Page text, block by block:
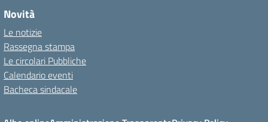
Novità
Le notizie
Rassegna stampa
Le circolari Pubbliche
Calendario eventi
Bacheca sindacale